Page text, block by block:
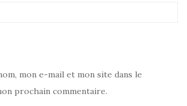
mon e-mail et mon site dans le
prochain commentaire.